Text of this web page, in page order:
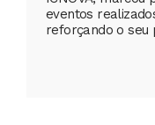
eventos
reforçando o seu